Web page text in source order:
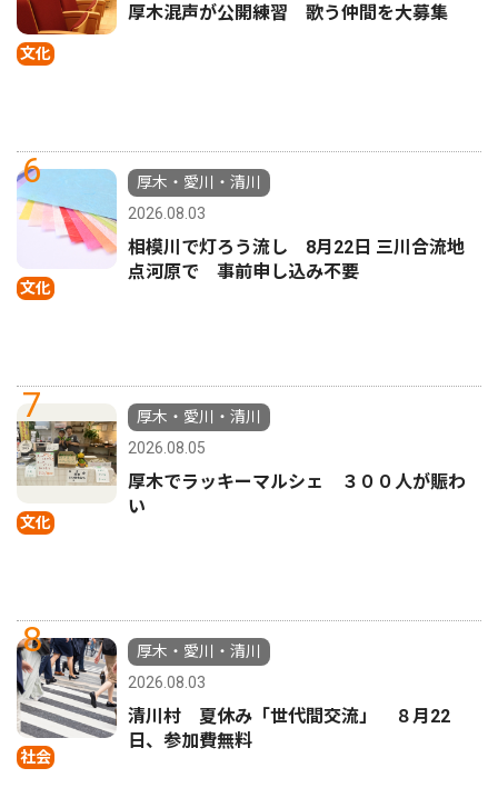
文化
厚木混声が公開練習 歌う仲間を大募集
6
文化
厚木・愛川・清川
2026.08.03
相模川で灯ろう流し 8月22日 三川合流地
点河原で 事前申し込み不要
7
文化
厚木・愛川・清川
2026.08.05
厚木でラッキーマルシェ ３００人が賑わ
い
8
社会
厚木・愛川・清川
2026.08.03
清川村 夏休み「世代間交流」 ８月22
日、参加費無料